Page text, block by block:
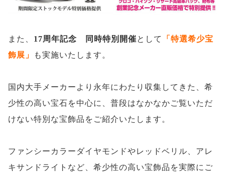
また、 17周年記念 同時特別開催として
「特選希少宝
飾展」
も実施いたします。
国内大手メーカーより永年にわたり収集してきた、希
少性の高い宝石を中心に、普段はなかなかご覧いただ
けない特別な宝飾品をご紹介いたします。
ファンシーカラーダイヤモンドやレッドベリル、アレ
キサンドライトなど、希少性の高い宝飾品を実際にご